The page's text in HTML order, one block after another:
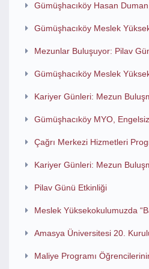
Gümüşhacıköy Hasan Duman
Gümüşhacıköy Meslek
Mezunlar Buluşuyor: Pilav
Gümüşhacıköy Meslek
Kariyer Günleri: Mezun
Gümüşhacıköy MYO,
Çağrı Merkezi Hizmetleri
Kariyer Günleri: Mezun
Pilav Günü Etkinliği
Meslek Yüksekokulumuzda
Amasya Üniversitesi 20.
Maliye Programı